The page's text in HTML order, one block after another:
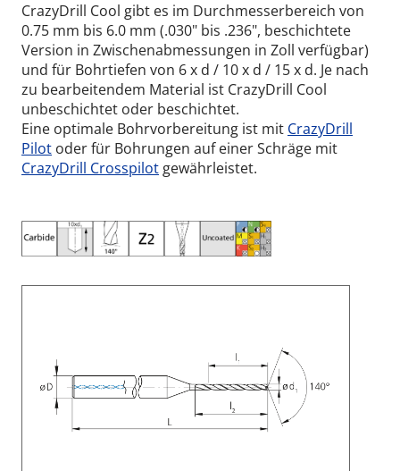
CrazyDrill Cool gibt es im Durchmesserbereich von
0.75 mm bis 6.0 mm (.030" bis .236", beschichtete
Version in Zwischenabmessungen in Zoll verfügbar)
und für Bohrtiefen von 6 x d / 10 x d / 15 x d. Je nach
zu bearbeitendem Material ist CrazyDrill Cool
unbeschichtet oder beschichtet.
Eine optimale Bohrvorbereitung ist mit CrazyDrill
Pilot oder für Bohrungen auf einer Schräge mit
CrazyDrill Crosspilot gewährleistet.